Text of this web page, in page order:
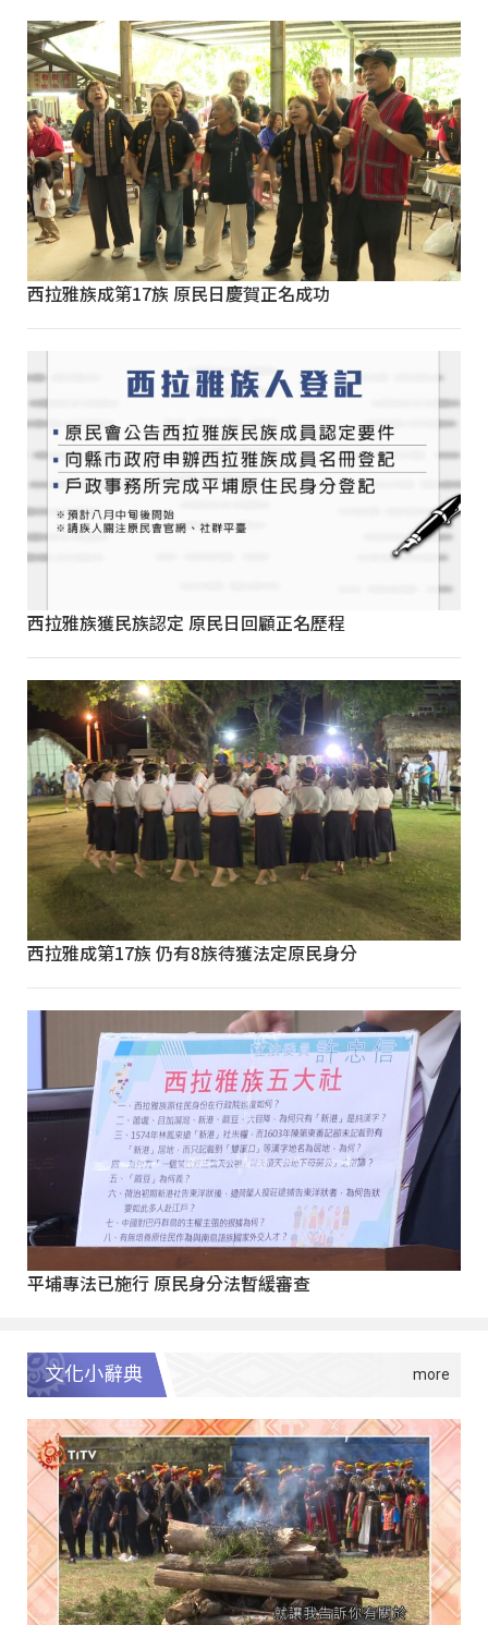
西拉雅族成第17族 原民日慶賀正名成功
西拉雅族獲民族認定 原民日回顧正名歷程
西拉雅成第17族 仍有8族待獲法定原民身分
平埔專法已施行 原民身分法暫緩審查
文化小辭典